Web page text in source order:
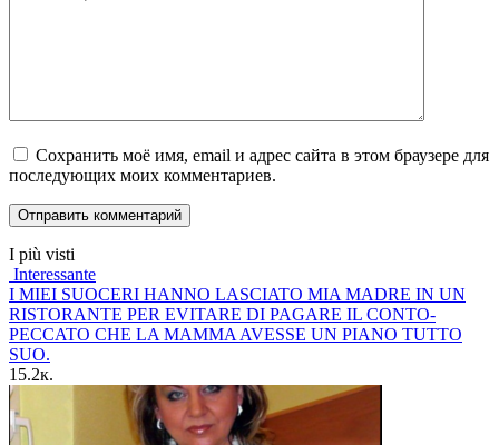
Сохранить моё имя, email и адрес сайта в этом браузере для
последующих моих комментариев.
I più visti
Interessante
I MIEI SUOCERI HANNO LASCIATO MIA MADRE IN UN
RISTORANTE PER EVITARE DI PAGARE IL CONTO-
PECCATO CHE LA MAMMA AVESSE UN PIANO TUTTO
SUO.
15.2к.